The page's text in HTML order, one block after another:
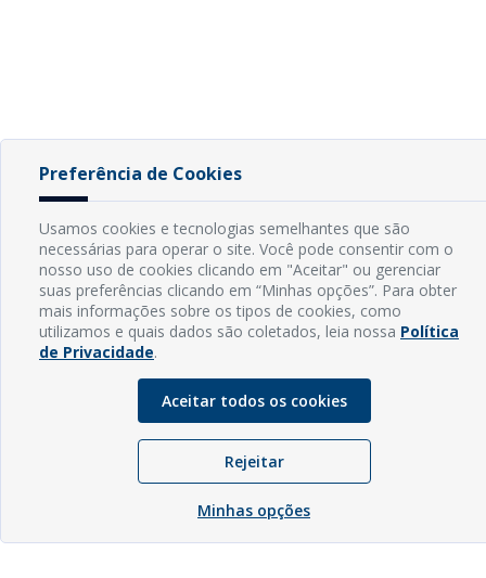
Preferência de Cookies
Usamos cookies e tecnologias semelhantes que são
necessárias para operar o site. Você pode consentir com o
nosso uso de cookies clicando em "Aceitar" ou gerenciar
suas preferências clicando em “Minhas opções”. Para obter
mais informações sobre os tipos de cookies, como
utilizamos e quais dados são coletados, leia nossa Política
de Privacidade.
Aceitar todos os cookies
Rejeitar
Minhas opções